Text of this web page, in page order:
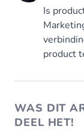
Is
product
WAS DIT
DEEL HET!